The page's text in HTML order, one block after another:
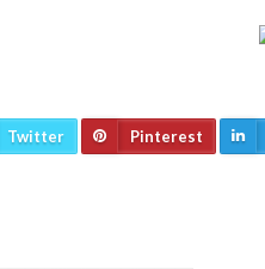
Twitter Pinterest